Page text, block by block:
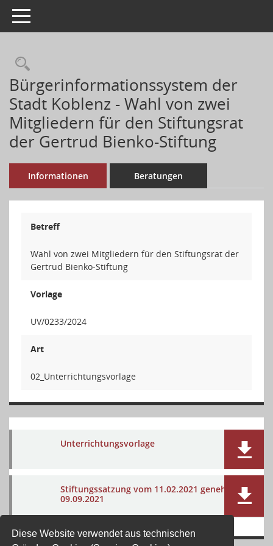
Diese Website verwendet aus technischen
Toggle navigation
Rechercheauswahl
Bürgerinformationssystem der
Stadt Koblenz - Wahl von zwei
Mitgliedern für den Stiftungsrat
der Gertrud Bienko-Stiftung
Informationen Beratungen
Betreff
Wahl von zwei Mitgliedern für den Stiftungsrat der
Gertrud Bienko-Stiftung
Vorlage
UV/0233/2024
Art
02_Unterrichtungsvorlage
Unterrichtungsvorlage
Stiftungssatzung vom 11.02.2021 genehmigt
09.09.2021